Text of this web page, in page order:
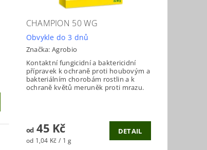
CHAMPION 50 WG
Obvykle do 3 dnů
Značka:Agrobio
Kontaktní fungicidní a baktericidní
přípravek k ochraně proti houbovým a
bakteriálním chorobám rostlin a k
ochraně květů meruněk proti mrazu.
od45 Kč
od 1,04 Kč / 1 g
DETAIL